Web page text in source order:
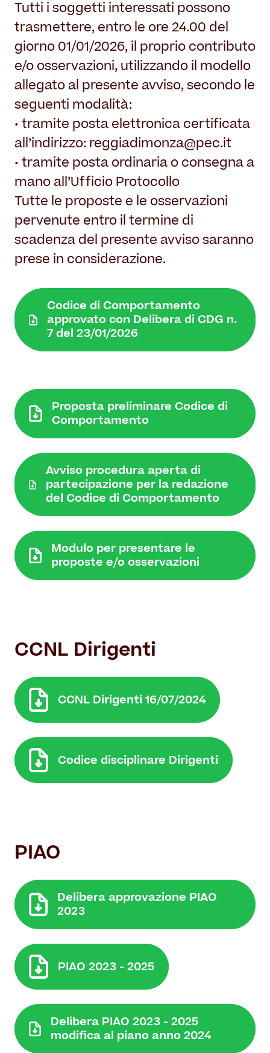
Tutti i soggetti interessati possono
trasmettere, entro le ore 24.00 del
giorno 01/01/2026, il proprio contributo
e/o osservazioni, utilizzando il modello
allegato al presente avviso, secondo le
seguenti modalità:
• tramite posta elettronica certificata
all’indirizzo: reggiadimonza@pec.it
• tramite posta ordinaria o consegna a
mano all’Ufficio Protocollo
Tutte le proposte e le osservazioni
pervenute entro il termine di
scadenza del presente avviso saranno
prese in considerazione.
Codice di Comportamento
approvato con Delibera di CDG n.
7 del 23/01/2026
Proposta preliminare Codice di
Comportamento
Avviso procedura aperta di
partecipazione per la redazione
del Codice di Comportamento
Modulo per presentare le
proposte e/o osservazioni
CCNL Dirigenti
CCNL Dirigenti 16/07/2024
Codice disciplinare Dirigenti
PIAO
Delibera approvazione PIAO
2023
PIAO 2023 - 2025
Delibera PIAO 2023 - 2025
modifica al piano anno 2024